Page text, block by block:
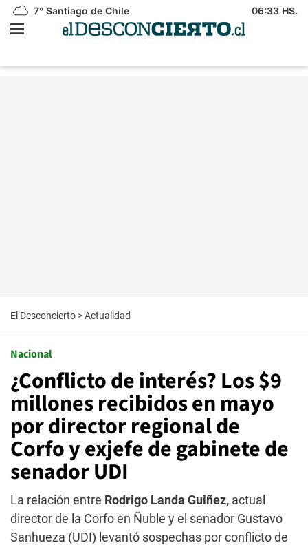
7° Santiago de Chile 06:33 HS.
El Desconcierto >Actualidad
Nacional
¿Conflicto de interés? Los $9
millones recibidos en mayo
por director regional de
Corfo y exjefe de gabinete de
senador UDI
La relación entre Rodrigo Landa Guiñez, actual
director de la Corfo en Ñuble y el senador Gustavo
Sanhueza (UDI) levantó sospechas por conflicto de